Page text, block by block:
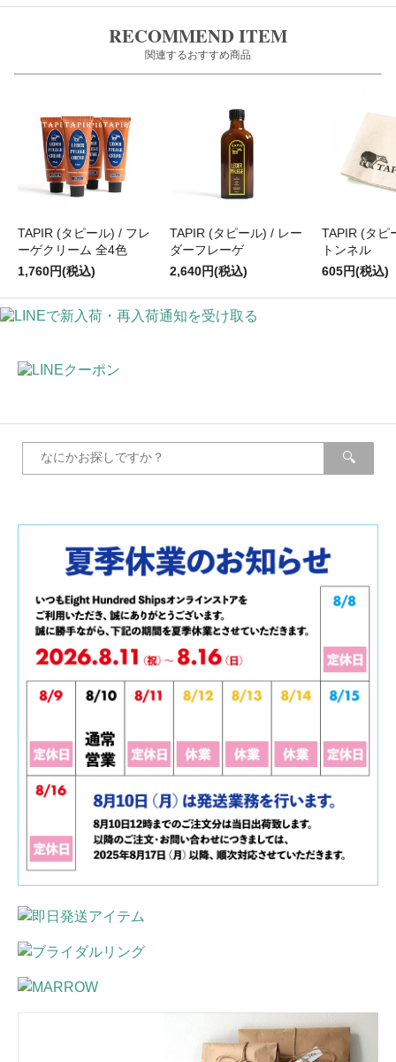
RECOMMEND ITEM
関連するおすすめ商品
TAPIR (タピール) / フレ
ーゲクリーム 全4色
1,760円(税込)
TAPIR (タピール) / レー
ダーフレーゲ
2,640円(税込)
TAPIR (タピ
トンネル
605円(税込)